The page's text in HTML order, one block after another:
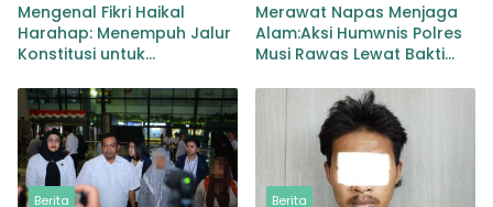
Mengenal Fikri Haikal
Harahap: Menempuh Jalur
Konstitusi untuk
Merawat Napas Menjaga
Alam:Aksi Humwnis Polres
Musi Rawas Lewat Bakti
Karhutla
Berita Berita